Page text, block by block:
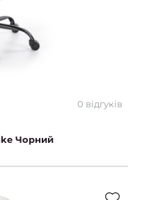
0 відгуків
Чорний